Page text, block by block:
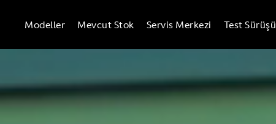
Modeller Mevcut Stok Servis Merkezi Test Sürüşü